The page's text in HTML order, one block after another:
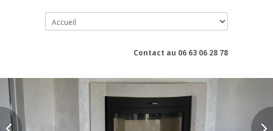
Contact au 06 63 06 28 78